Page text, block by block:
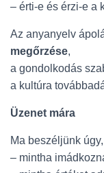
– érti-e és érzi-e a
Az anyanyelv
megőrzése,
a gondolkodás
a kultúra
Üzenet mára
Ma beszéljünk úgy,
– mintha